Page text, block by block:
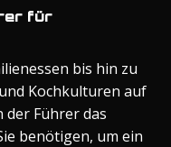
für
bis hin zu
Kochkulturen auf
Führer das
benötigen, um ein